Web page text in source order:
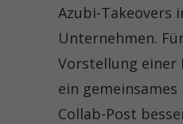
Azubi-Takeovers
Unternehmen.
Vorstellung einer
ein gemeinsames
Collab-Post